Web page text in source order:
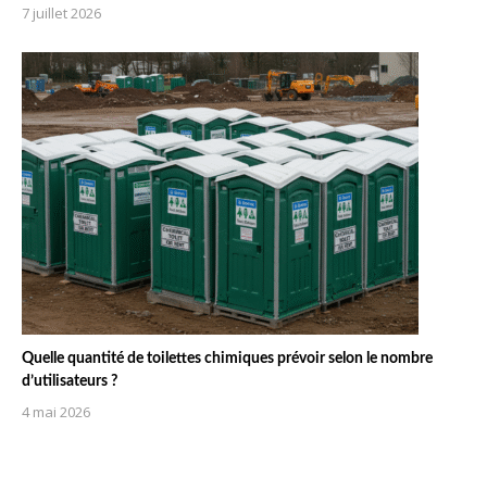
7 juillet 2026
Quelle quantité de toilettes chimiques prévoir selon le nombre
d’utilisateurs ?
4 mai 2026